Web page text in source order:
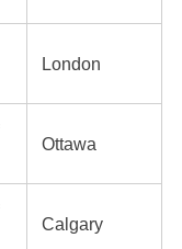
London
Ottawa
Calgary